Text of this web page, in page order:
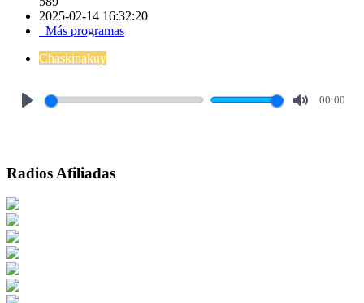
2025-02-14 16:32:20
Más programas
Chaskinakuy
00:00
Radios Afiliadas